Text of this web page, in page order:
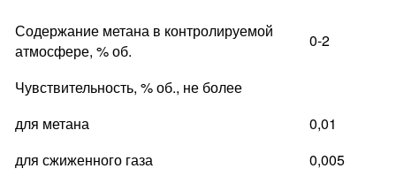
Содержание метана в контролируемой
атмосфере, % об.
0-2
Чувствительность, % об., не более
для метана
0,01
для сжиженного газа
0,005